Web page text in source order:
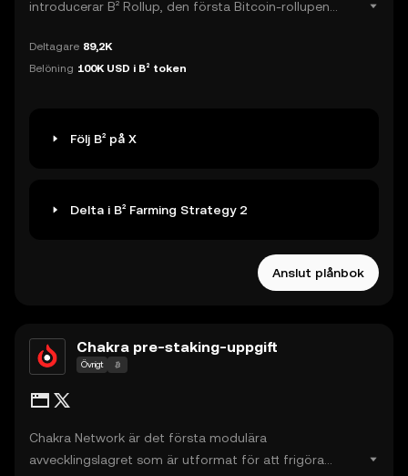
introducerar B² Rollup, den första Bitcoin-rollupen
första Bitcoin Data Availability (DA)-lagret som uppnår
slutgiltighet i Bitcoin-nätverket.
Deltagare 89,2K
Belöning 100K USD i B² token
Följ B² på X
Delta i B² Farming Strategy 2
Anslut plånbok
Chakra pre-staking-uppgift
Övrigt
Chakra Network är det första modulära
avvecklingslagret som är utformat för att frigöra